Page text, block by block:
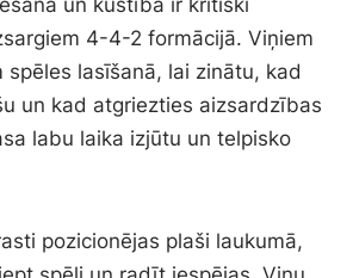
un kustība ir kritiski
4-4-2 formācijā. Viņiem
spēles lasīšanā, lai zinātu, kad
un kad atgriezties aizsardzības
labu laika izjūtu un telpisko
pozicionējas plaši laukumā,